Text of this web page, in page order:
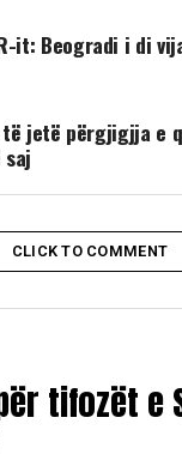
it: Beogradi i di
të jetë përgjigjja e
CLICK TO COMMENT
tifozët e